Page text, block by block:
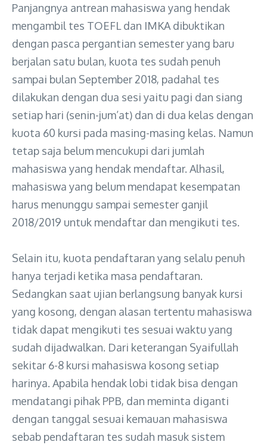
Panjangnya antrean mahasiswa yang hendak
mengambil tes TOEFL dan IMKA dibuktikan
dengan pasca pergantian semester yang baru
berjalan satu bulan, kuota tes sudah penuh
sampai bulan September 2018, padahal tes
dilakukan dengan dua sesi yaitu pagi dan siang
setiap hari (senin-jum’at) dan di dua kelas dengan
kuota 60 kursi pada masing-masing kelas. Namun
tetap saja belum mencukupi dari jumlah
mahasiswa yang hendak mendaftar. Alhasil,
mahasiswa yang belum mendapat kesempatan
harus menunggu sampai semester ganjil
2018/2019 untuk mendaftar dan mengikuti tes.
Selain itu, kuota pendaftaran yang selalu penuh
hanya terjadi ketika masa pendaftaran.
Sedangkan saat ujian berlangsung banyak kursi
yang kosong, dengan alasan tertentu mahasiswa
tidak dapat mengikuti tes sesuai waktu yang
sudah dijadwalkan. Dari keterangan Syaifullah
sekitar 6-8 kursi mahasiswa kosong setiap
harinya. Apabila hendak lobi tidak bisa dengan
mendatangi pihak PPB, dan meminta diganti
dengan tanggal sesuai kemauan mahasiswa
sebab pendaftaran tes sudah masuk sistem